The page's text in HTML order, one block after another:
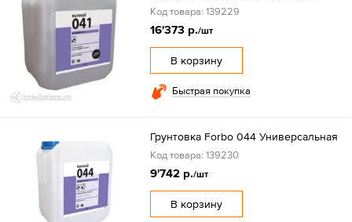
Код товара: 139229
16'373 р./шт
В корзину
Быстрая покупка
Грунтовка Forbo 044 Универсальная
Код товара: 139230
9'742 р./шт
В корзину